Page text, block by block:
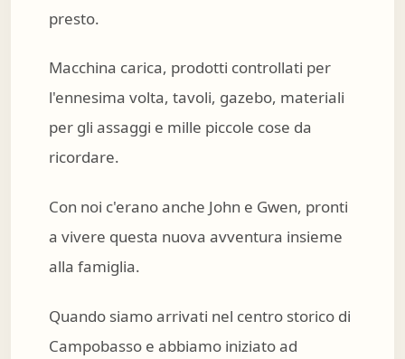
presto.
Macchina carica, prodotti controllati per
l'ennesima volta, tavoli, gazebo, materiali
per gli assaggi e mille piccole cose da
ricordare.
Con noi c'erano anche John e Gwen, pronti
a vivere questa nuova avventura insieme
alla famiglia.
Quando siamo arrivati nel centro storico di
Campobasso e abbiamo iniziato ad